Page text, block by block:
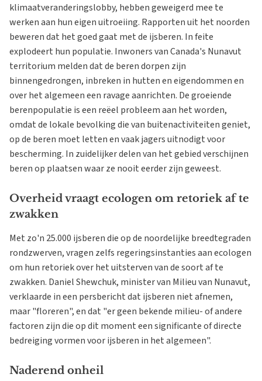
klimaatveranderingslobby, hebben geweigerd mee te
werken aan hun eigen uitroeiing. Rapporten uit het noorden
beweren dat het goed gaat met de ijsberen. In feite
explodeert hun populatie. Inwoners van Canada's Nunavut
territorium melden dat de beren dorpen zijn
binnengedrongen, inbreken in hutten en eigendommen en
over het algemeen een ravage aanrichten. De groeiende
berenpopulatie is een reëel probleem aan het worden,
omdat de lokale bevolking die van buitenactiviteiten geniet,
op de beren moet letten en vaak jagers uitnodigt voor
bescherming. In zuidelijker delen van het gebied verschijnen
beren op plaatsen waar ze nooit eerder zijn geweest.
Overheid vraagt ecologen om retoriek af te
zwakken
Met zo'n 25.000 ijsberen die op de noordelijke breedtegraden
rondzwerven, vragen zelfs regeringsinstanties aan ecologen
om hun retoriek over het uitsterven van de soort af te
zwakken. Daniel Shewchuk, minister van Milieu van Nunavut,
verklaarde in een persbericht dat ijsberen niet afnemen,
maar "floreren", en dat "er geen bekende milieu- of andere
factoren zijn die op dit moment een significante of directe
bedreiging vormen voor ijsberen in het algemeen".
Naderend onheil